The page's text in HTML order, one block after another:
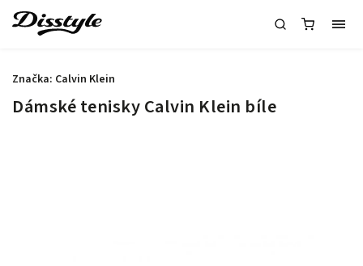
Dámské tenisky Calvin Klein bíle
Značka: Calvin Klein